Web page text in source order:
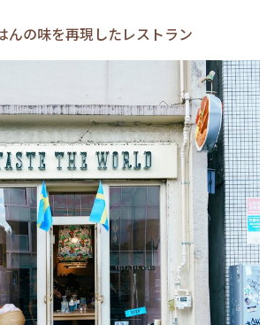
んの味を再現したレストラン